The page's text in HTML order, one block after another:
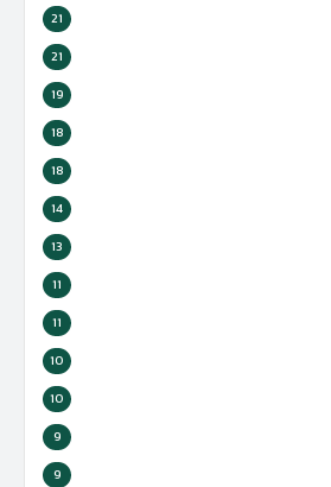
21
21
19
18
18
14
13
11
11
10
10
9
9